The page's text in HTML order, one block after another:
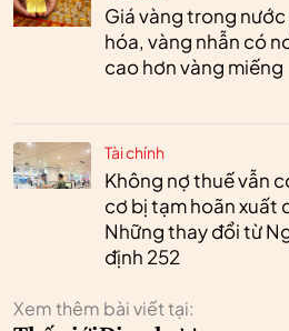
Giá vàng trong nước
hóa, vàng nhẫn có
cao hơn vàng miếng
Tài chính
Không nợ thuế vẫn
cơ bị tạm hoãn xuất
Những thay đổi từ
định 252
Xem thêm bài viết tại: